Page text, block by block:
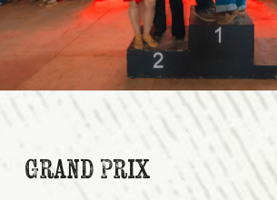
Grand Prix